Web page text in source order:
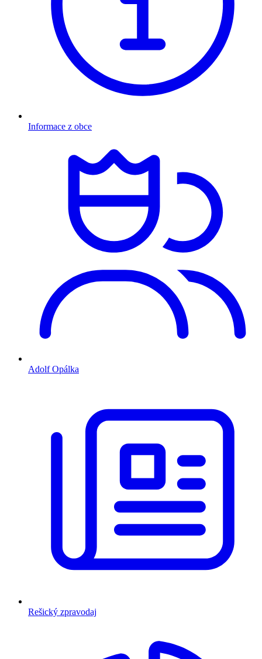
Informace z obce
Adolf Opálka
Rešický zpravodaj